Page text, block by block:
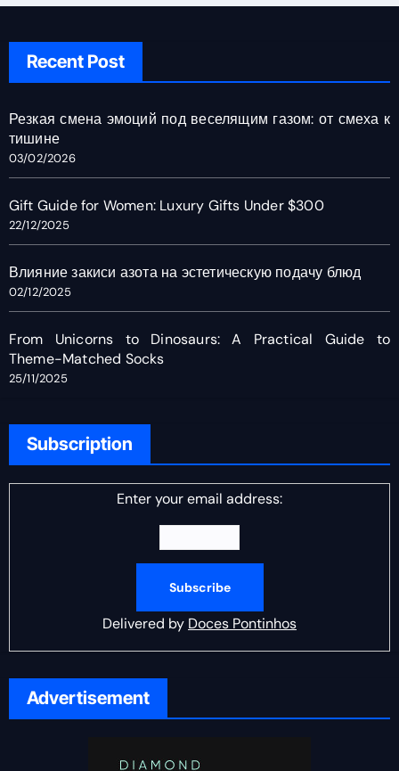
Recent Post
Резкая смена эмоций под веселящим газом: от смеха к
тишине
03/02/2026
Gift Guide for Women: Luxury Gifts Under $300
22/12/2025
Влияние закиси азота на эстетическую подачу блюд
02/12/2025
From Unicorns to Dinosaurs: A Practical Guide to
Theme-Matched Socks
25/11/2025
Subscription
Enter your email address:
Delivered by Doces Pontinhos
Advertisement